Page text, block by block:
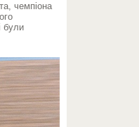
чемпіона
були